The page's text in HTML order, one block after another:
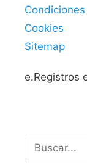
Cookies
Sitemap
e.Registros
Buscar: